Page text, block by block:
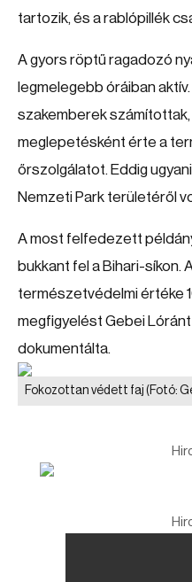
tartozik, és a rablópillék
A gyors röptű ragadozó
legmelegebb óráiban
szakemberek
meglepetésként érte a
őrszolgálatot. Eddig
Nemzeti Park területéről
A most felfedezett
bukkant fel a Bihari-síkon.
természetvédelmi értéke
megfigyelést Gebei
dokumentálta.
Fokozottan védett faj (Fotó: